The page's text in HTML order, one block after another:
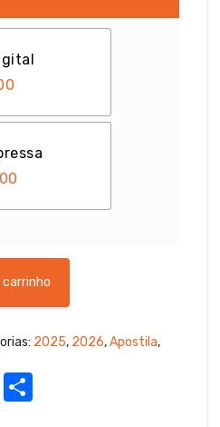
carrinho
2025, 2026,Apostila,
W